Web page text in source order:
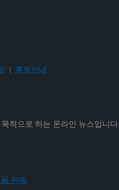
| 후원안내
적으로 하는 온라인 뉴스입니다.